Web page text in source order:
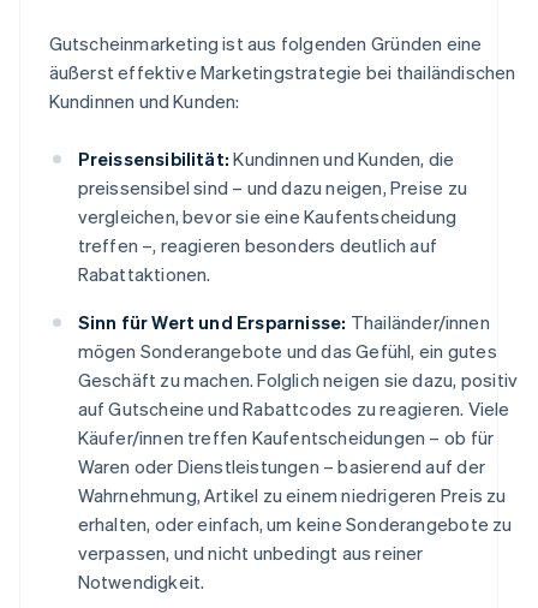
Gutscheinmarketing ist aus folgenden Gründen eine
äußerst effektive Marketingstrategie bei thailändischen
Kundinnen und Kunden:
Preissensibilität: Kundinnen und Kunden, die
preissensibel sind – und dazu neigen, Preise zu
vergleichen, bevor sie eine Kaufentscheidung
treffen –, reagieren besonders deutlich auf
Rabattaktionen.
Sinn für Wert und Ersparnisse: Thailänder/innen
mögen Sonderangebote und das Gefühl, ein gutes
Geschäft zu machen. Folglich neigen sie dazu, positiv
auf Gutscheine und Rabattcodes zu reagieren. Viele
Käufer/innen treffen Kaufentscheidungen – ob für
Waren oder Dienstleistungen – basierend auf der
Wahrnehmung, Artikel zu einem niedrigeren Preis zu
erhalten, oder einfach, um keine Sonderangebote zu
verpassen, und nicht unbedingt aus reiner
Notwendigkeit.